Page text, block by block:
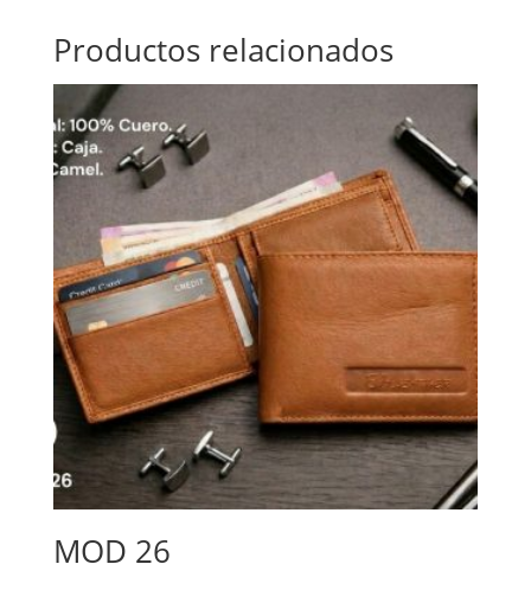
Productos relacionados
MOD 26